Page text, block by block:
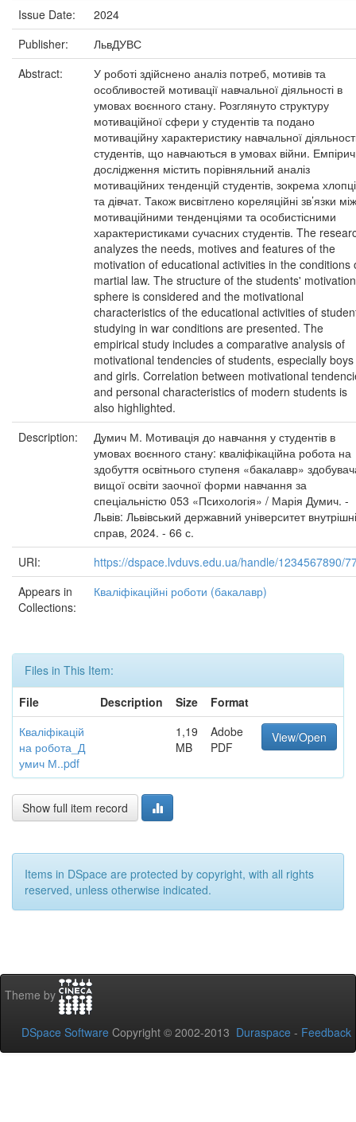
Issue Date:
2024
Publisher:
ЛьвДУВС
Abstract:
У роботі здійснено аналіз потреб, мотивів та
особливостей мотивації навчальної діяльності в
умовах воєнного стану. Розглянуто структуру
мотиваційної сфери у студентів та подано
мотиваційну характеристику навчальної
студентів, що навчаються в умовах війни.
дослідження містить порівняльний аналіз
мотиваційних тенденцій студентів, зокрема
та дівчат. Також висвітлено кореляційні зв’язки між
мотиваційними тенденціями та особистісними
характеристиками сучасних студентів. The
analyzes the needs, motives and features of the
motivation of educational activities in the conditions
martial law. The structure of the students'
sphere is considered and the motivational
characteristics of the educational activities of
studying in war conditions are presented. The
empirical study includes a comparative analysis of
motivational tendencies of students, especially boys
and girls. Correlation between motivational
and personal characteristics of modern students is
also highlighted.
Description:
Думич М. Мотивація до навчання у студентів в
умовах воєнного стану: кваліфікаційна робота на
здобуття освітнього ступеня «бакалавр»
вищої освіти заочної форми навчання за
спеціальністю 053 «Психологія» / Марія Думич. -
Львів: Львівський державний університет
справ, 2024. - 66 с.
URI:
https://dspace.lvduvs.edu.ua/handle/1234567890/
Appears in
Collections:
Кваліфікаційні роботи (бакалавр)
Files in This Item:
File
Description Size
Format
Кваліфікацій
на робота_Д
умич М..pdf
1,19
MB
Adobe
PDF
View/Open
Show full item record
Items in DSpace are protected by copyright, with all rights
reserved, unless otherwise indicated.
Theme by
DSpace Software Copyright © 2002-2013 Duraspace - Feedback